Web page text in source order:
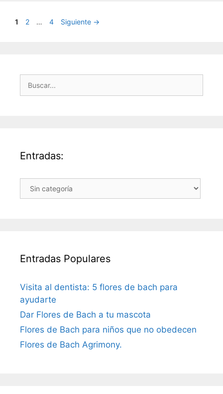
Página
1 Página
2 … Página
4 Siguiente →
Buscar:
Entradas:
Entradas:
Entradas Populares
Visita al dentista: 5 flores de bach para
ayudarte
Dar Flores de Bach a tu mascota
Flores de Bach para niños que no obedecen
Flores de Bach Agrimony.